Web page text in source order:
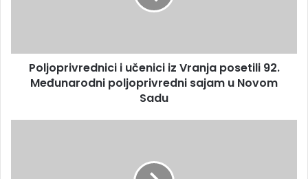
Poljoprivrednici i učenici iz Vranja posetili 92.
Međunarodni poljoprivredni sajam u Novom
Sadu